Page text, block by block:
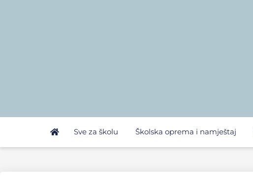
Sve za školu Školska oprema i namještaj